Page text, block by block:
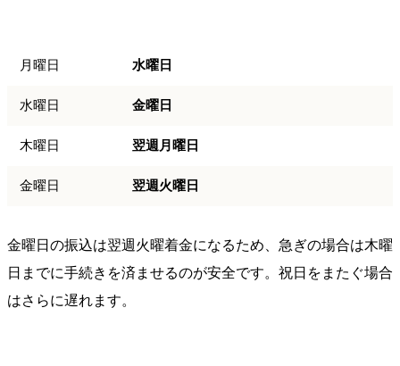
月曜日 水曜日
水曜日 金曜日
木曜日 翌週月曜日
金曜日 翌週火曜日
金曜日の振込は翌週火曜着金になるため、急ぎの場合は木曜
日までに手続きを済ませるのが安全です。祝日をまたぐ場合
はさらに遅れます。